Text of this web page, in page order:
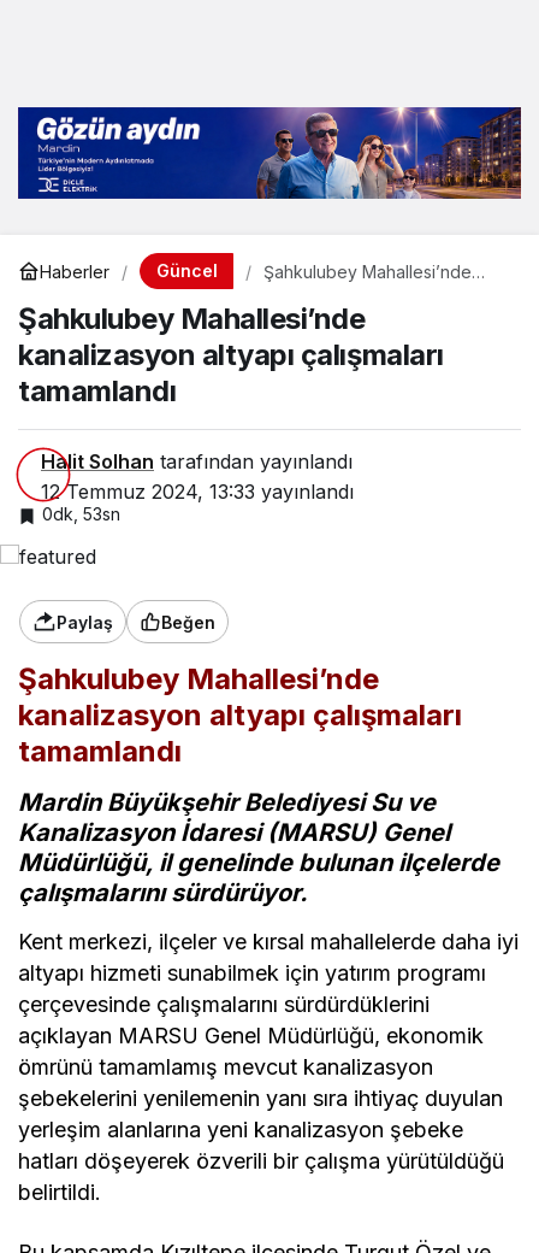
Haberler Güncel
Şahkulubey Mahallesi’nde
tamamlandı
Şahkulubey Mahallesi’nde
kanalizasyon altyapı çalışmaları
tamamlandı
Halit Solhan tarafından yayınlandı
12 Temmuz 2024, 13:33 yayınlandı
0dk, 53sn
Paylaş Beğen
Şahkulubey Mahallesi’nde
kanalizasyon altyapı çalışmaları
tamamlandı
Mardin Büyükşehir Belediyesi Su ve
Kanalizasyon İdaresi (MARSU) Genel
Müdürlüğü, il genelinde bulunan ilçelerde
çalışmalarını sürdürüyor.
Kent merkezi, ilçeler ve kırsal mahallelerde daha iyi
altyapı hizmeti sunabilmek için yatırım programı
çerçevesinde çalışmalarını sürdürdüklerini
açıklayan MARSU Genel Müdürlüğü, ekonomik
ömrünü tamamlamış mevcut kanalizasyon
şebekelerini yenilemenin yanı sıra ihtiyaç duyulan
yerleşim alanlarına yeni kanalizasyon şebeke
hatları döşeyerek özverili bir çalışma yürütüldüğü
belirtildi.